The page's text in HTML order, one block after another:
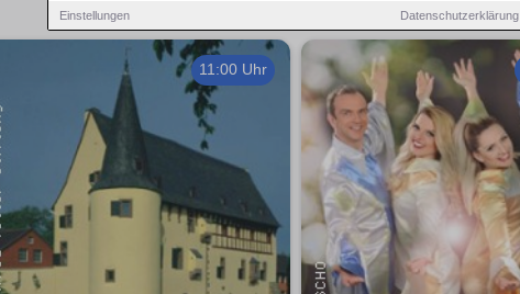
Einstellungen Datenschutzerklärung
11:00 Uhr